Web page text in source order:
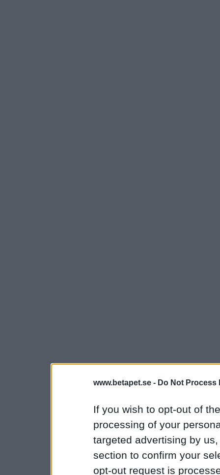
www.betapet.se - Do Not Process
If you wish to opt-out of
processing of your
targeted advertising by
section to confirm your
opt-out request is